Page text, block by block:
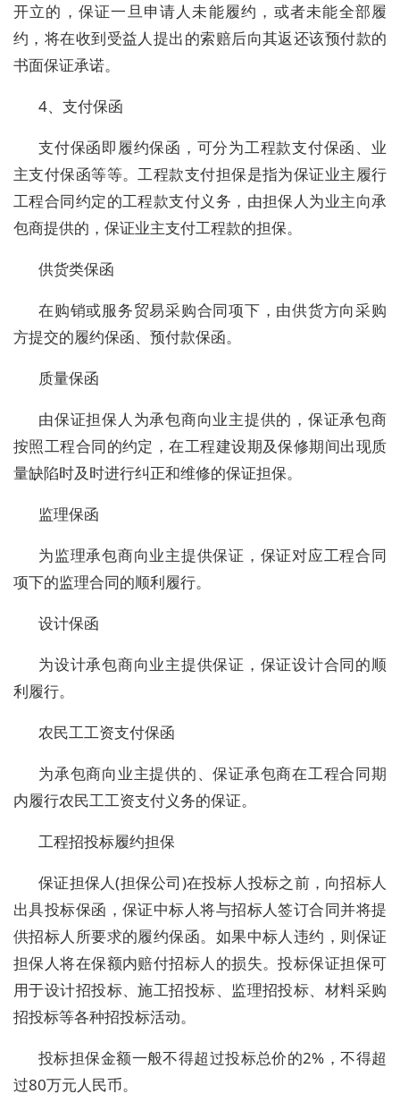
开立的，保证一旦申请人未能履约，或者未能全部履
约，将在收到受益人提出的索赔后向其返还该预付款的
书面保证承诺。
4、支付保函
支付保函即履约保函，可分为工程款支付保函、业
主支付保函等等。工程款支付担保是指为保证业主履行
工程合同约定的工程款支付义务，由担保人为业主向承
包商提供的，保证业主支付工程款的担保。
供货类保函
在购销或服务贸易采购合同项下，由供货方向采购
方提交的履约保函、预付款保函。
质量保函
由保证担保人为承包商向业主提供的，保证承包商
按照工程合同的约定，在工程建设期及保修期间出现质
量缺陷时及时进行纠正和维修的保证担保。
监理保函
为监理承包商向业主提供保证，保证对应工程合同
项下的监理合同的顺利履行。
设计保函
为设计承包商向业主提供保证，保证设计合同的顺
利履行。
农民工工资支付保函
为承包商向业主提供的、保证承包商在工程合同期
内履行农民工工资支付义务的保证。
工程招投标履约担保
保证担保人(担保公司)在投标人投标之前，向招标人
出具投标保函，保证中标人将与招标人签订合同并将提
供招标人所要求的履约保函。如果中标人违约，则保证
担保人将在保额内赔付招标人的损失。投标保证担保可
用于设计招投标、施工招投标、监理招投标、材料采购
招投标等各种招投标活动。
投标担保金额一般不得超过投标总价的2%，不得超
过80万元人民币。